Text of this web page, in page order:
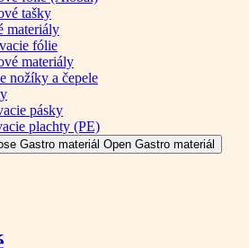
tašky
materiály
fólie
materiály
nožíky a čepele
pásky
plachty (PE)
Gastro materiál Open Gastro materiál